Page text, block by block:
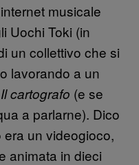
musicale
Uochi Toki (in
un collettivo che si
lavorando a un
Il cartografo (e se
a parlarne). Dico
era un videogioco,
animata in dieci